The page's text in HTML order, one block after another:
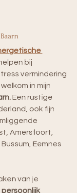
bij
vermindering
in mijn
Een rustige
ook fijn
Amersfoort,
Eemnes
van je